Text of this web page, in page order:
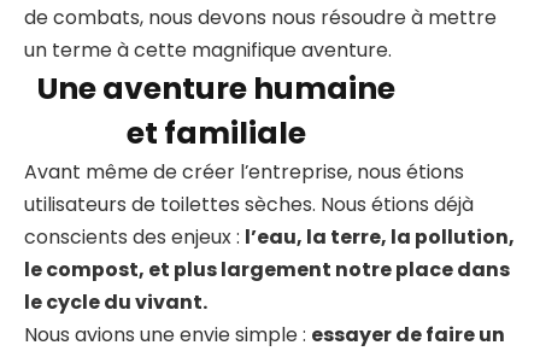
de combats, nous devons nous résoudre à mettre
un terme à cette magnifique aventure.
Une aventure humaine
et familiale
Avant même de créer l’entreprise, nous étions
utilisateurs de toilettes sèches. Nous étions déjà
conscients des enjeux : l’eau, la terre, la pollution,
le compost, et plus largement notre place dans
le cycle du vivant.
Nous avions une envie simple : essayer de faire un